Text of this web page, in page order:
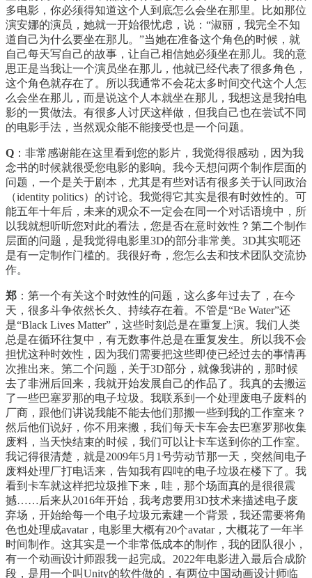
多电影，你必须得知道这个人到底怎么会坐在那里。比如那位
演安娜的演员，她就一开始很忧虑，说：“淑丽，我完全不知
道自己为什么要坐在那儿。”当她在准备这个角色的时候，就
自己每天写自己的故事，让自己相信她必须坐在那儿。我的意
思正是当我让一个演员坐在那儿，他就已经代表了很多角色，
这个角色就存在了。所以我通常不会花太多时间交代这个人怎
么会坐在那儿，而是说这个人本就坐在那儿，我想这是我拍电
影的一贯做法。有很多人讨厌这样做，但我自己也在尝试不同
的电影手法，当然观众能不能接受也是一个问题。
Q ：非常感谢能在这里看到您的影片，我觉得很感动，因为我
念书的时候就很受您电影的影响。我今天想问两个制作层面的
问题，一个是关于剧本，尤其是有些对话有很多关于认同政治
（identity politics）的讨论。我觉得它其实是很有时效性的。可
能五年十年后，未来的观众不一定会在同一个对话语境中，所
以我就想听听您对此的看法，您是否在意时效性？第二个制作
层面的问题，是我觉得电影里3D的部分非常美。3D其实呃还
是有一定制作门槛的。我很好奇，您怎么去和技术团队交流协
作。
郑 ：第一个有关这个时效性的问题，这么多年过去了，在今
天，很多斗争依然长久、持续存在着。不管是“Be Water”还
是“Black Lives Matter”，这些时刻总是在重复上演。我们人类
总是在循环往复中，有无数事件总是在重复发生。所以我不会
担忧这种时效性，因为我们需要把这些即使已经过去的事情再
次推出来。第二个问题，关于3D部分，就像我讲的，那时候
去了非洲后回来，我就开始发展自己的作品了。我真的去搬运
了一些巴塞罗那的电子垃圾。我联系到一个处理废电子废料的
厂商，跟他们讲说我能不能去他们那搬一些到我的工作室来？
然后他们说好，你不用来搬，我们每天卡车会去巴塞罗那收集
废料，当天快结束的时候，我们可以让卡车送到你的工作室。
我记得很清楚，就是2009年5月1号劳动节那一天，突然间电子
废料处理厂打电话来，告知我有四吨的电子垃圾在楼下了。我
看到卡车就这样把垃圾推下来，哇，那个场面真的是很很震
撼……后来从2016年开始，我考虑要用3D技术来描述电子废
弃场，开始给每一个电子垃圾元素建一个背景，我还需要将角
色也处理成avatar，电影里大概有20个avatar，大概花了一年半
时间制作。这其实是一个非常低成本的制作，我的团队很小，
有一个动画设计师跟我一起完成。2022年电影进入最后合成阶
段，是用一个叫Unity的软件做的，有两位中国动画设计师临